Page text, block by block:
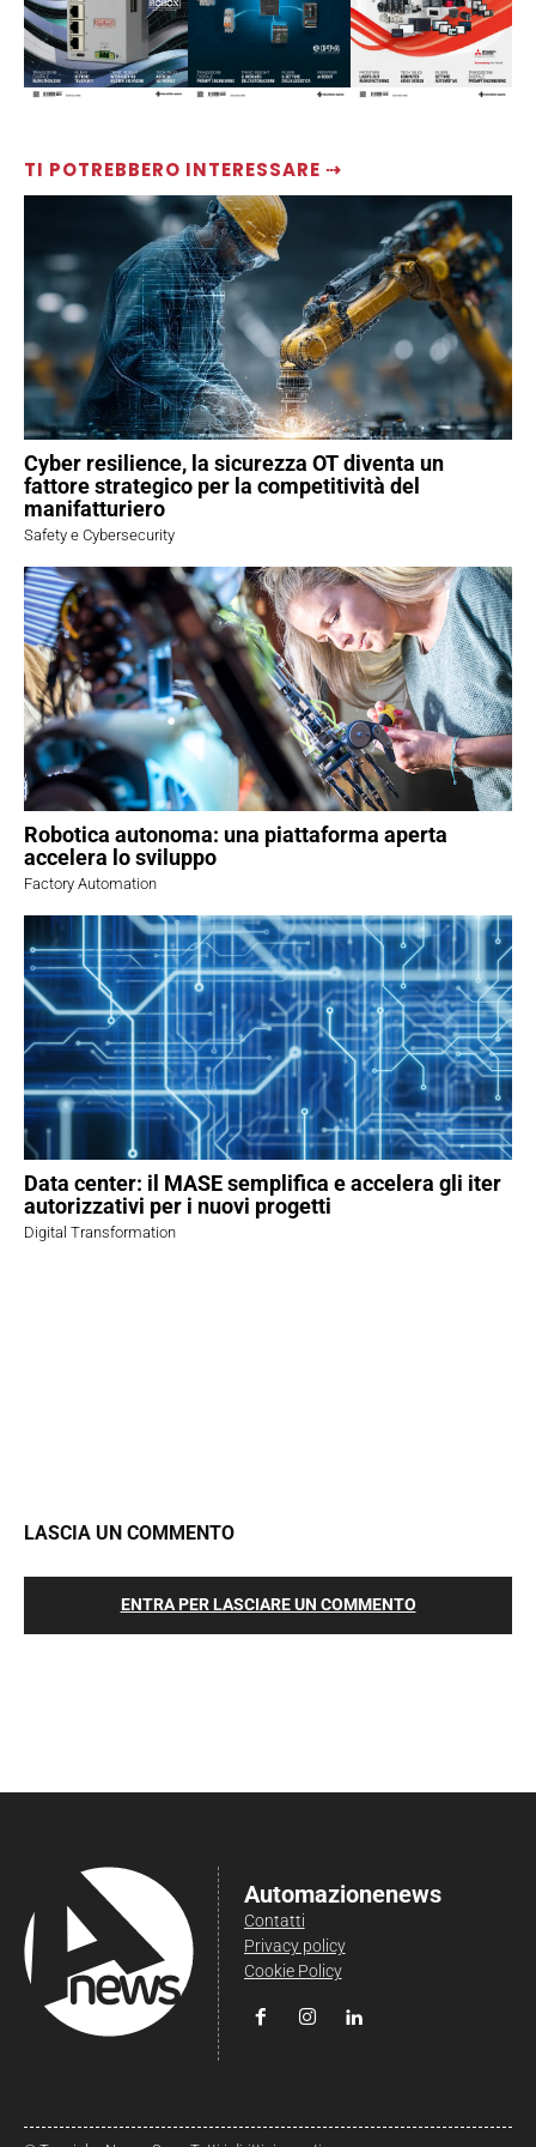
TI POTREBBERO INTERESSARE ⇢
Cyber resilience, la sicurezza OT diventa un
fattore strategico per la competitività del
manifatturiero
Safety e Cybersecurity
Robotica autonoma: una piattaforma aperta
accelera lo sviluppo
Factory Automation
Data center: il MASE semplifica e accelera gli iter
autorizzativi per i nuovi progetti
Digital Transformation
LASCIA UN COMMENTO
ENTRA PER LASCIARE UN COMMENTO
Automazionenews
Contatti
Privacy policy
Cookie Policy